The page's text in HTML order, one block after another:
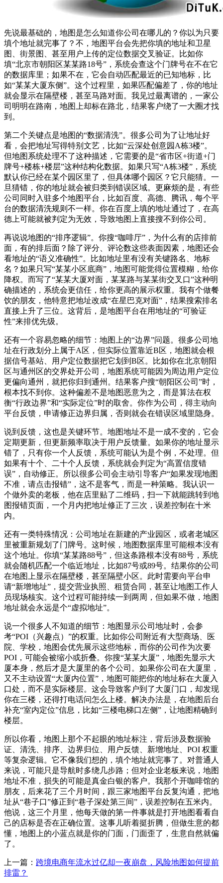
先说最基础的，地图是怎么知道你公司在哪儿的？你以为只要
填个地址就完事了？不，地图平台会先把你填的地址和卫星
图、街景图、甚至用户上传的定位数据交叉验证。比如你
填“北京市朝阳区某某路18号”，系统会查这个门牌号在不在它
的数据库里；如果不在，它会自动匹配最近的已知地标，比
如“某某大厦东侧”。这个过程里，如果匹配偏差了，你的地址
就会显示在隔壁楼，甚至马路对面。我见过最离谱的，一家公
司明明在路南，地图上却标在路北，结果客户绕了一大圈才找
到。
第二个关键点是地图的“数据清洗”。很多公司为了让地址好
看，会把地址写得特别文艺，比如“云深处创意园A栋3楼”。
但地图系统处理不了这种描述，它需要的是“省市区+街道+门
牌号+楼栋+楼层”这种结构化数据。如果只写“A栋3楼”，系统
默认你已经在某个园区里了，但具体哪个园区？它只能猜。一
旦猜错，你的地址就会被归类到错误区域。更麻烦的是，有些
公司同时入驻多个地图平台，比如百度、高德、腾讯，每个平
台的数据清洗规则不一样。你在百度上填的地址通过了，在高
德上可能就被判定为无效，导致地图上直接搜不到你公司。
再说说地图的“排序逻辑”。你搜“咖啡厅”，为什么有的店排前
面，有的排后面？除了评分、评论数这些表面因素，地图还会
看地址的“语义准确性”。比如地址里有没有关键路名、地标
名？如果只写“某某小区底商”，地图可能觉得位置模糊，给你
降权。而写了“某某大厦对面，某某路与某某街交叉口”这种明
确描述的，系统会更信任，给你更高的展示权重。我有个做餐
饮的朋友，他特意把地址改成“在星巴克对面”，结果搜索排名
直接上升了三位。这背后，是地图平台在用地址的“可验证
性”来排优先级。
还有一个容易忽略的细节：地图上的“边界”问题。很多公司地
址在行政划分上属于A区，但实际位置靠近B区，地图就会根
据信号基站、用户定位数据把它划到B区。比如你在北京朝阳
区与通州区的交界处开公司，地图系统可能因为周边用户定位
更偏向通州，就把你归到通州。结果客户搜“朝阳区公司”时，
根本找不到你。这种偏差不是地图恶意为之，而是算法在权
衡“行政边界”和“实际定位”时的取舍。你作为公司，得主动向
平台反馈，申请修正边界归属，否则就会在错误区域里隐身。
说到反馈，这也是关键环节。地图地址不是一成不变的，它会
定期更新，但更新频率取决于用户反馈量。如果你的地址显示
错了，只有你一个人反馈，系统可能认为是个例，不处理。但
如果有十个、二十个人反馈，系统就会判定为“高置信度错
误”，自动修正。所以很多公司会主动引导客户“如果发现地图
不准，请点击报错”，这不是客气，而是一种策略。我认识一
个做外卖的老板，他在店里贴了二维码，扫一下就能跳转到地
图报错页面，一个月内把地址修正了三次，误差控制在十米
内。
还有一类特殊情况：公司地址在新建的产业园区，或者老城区
里被重新规划了门牌号。这时候，地图数据库里可能根本没有
这个地址。你填“某某路88号”，但这条路根本没有88号，系统
就会随机匹配一个临近地址，比如87号或89号。结果你的公司
在地图上显示在隔壁楼，甚至隔壁小区。此时需要向平台申
请“新增地址”，提交营业执照、租赁合同，甚至让地图工作人
员现场核实。这个过程可能持续一到两周，但如果不做，地图
地址就会永远是个“虚拟地址”。
说一个很多人不知道的细节：地图显示公司地址时，会参
考“POI（兴趣点）”的权重。比如你公司附近有大型商场、医
院、学校，地图会优先展示这些地标，而你的公司作为次要
POI，可能会被缩小或折叠。你搜“某某大厦”，地图先显示大
厦本身，然后才是大厦里的各个公司。如果你公司在大厦里，
又不主动设置“大厦内位置”，地图可能把你的地址标在大厦入
口处，而不是实际楼层。这会导致客户到了大厦门口，却发现
你在三楼，还得打电话问怎么上楼。解决办法是，在地图后台
补充“室内定位”信息，比如“三楼电梯口左侧”，让地图精确到
楼层。
所以你看，地图上那个不起眼的地址标注，背后涉及数据验
证、清洗、排序、边界归位、用户反馈、新增地址、POI 权重
等复杂逻辑。它不像我们想的，填个地址就完事了。对普通人
来说，可能只是导航时多绕几步路；但对企业老板来说，地图
地址不准，损失的可能是真金白银的客户。我那个开咖啡馆的
朋友，后来花了三个月时间，跟三家地图平台反复沟通，把地
址从“巷子口”修正到“巷子深处第三间”，误差控制在五米内。
他说，这三个月里，他每天做的第一件事就是打开地图看看自
己的店标是否在正确位置。这事儿听着挺折腾，但做生意的都
懂，地图上的小蓝点就是你的门面，门面歪了，生意自然就偏
了。
上一篇： 跨境电商年流水过亿却一夜崩盘，风险地图如何提前
排雷？